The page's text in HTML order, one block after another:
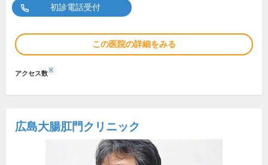
初診電話受付
この医院の詳細をみる
アクセス数※
広島大腸肛門クリニック